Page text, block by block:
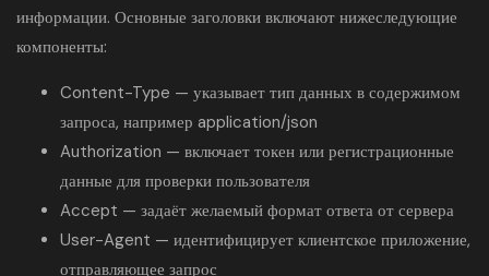
информации. Основные заголовки включают нижеследующие
компоненты:
Content-Type — указывает тип данных в содержимом
запроса, например application/json
Authorization — включает токен или регистрационные
данные для проверки пользователя
Accept — задаёт желаемый формат ответа от сервера
User-Agent — идентифицирует клиентское приложение,
отправляющее запрос